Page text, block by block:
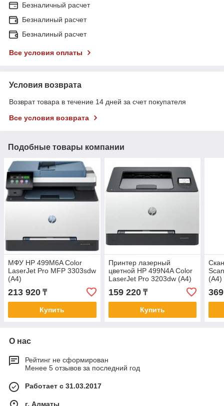
Безналичный расчет
Безналиный расчет
Безналиный расчет
Все условия оплаты
Условия возврата
Возврат товара в течение 14 дней за счет покупателя
Все условия возврата
Подобные товары компании
МФУ HP 499M6A Color
LaserJet Pro MFP 3303sdw
(A4)
Printer/Scanner/Copier/ADF,
600 dpi, 25 ppm, 1200
MHz, 512
213 920 ₸
Купить
Принтер лазерный
цветной HP 499N4A Color
LaserJet Pro 3203dw (А4)
600 dpi, 25 ppm, 1200Mhz,
256 MB, USB +
159 220₸
Купить
(A4)
О нас
Рейтинг не сформирован
Менее 5 отзывов за последний год
Работает с 31.03.2017
г. Алматы